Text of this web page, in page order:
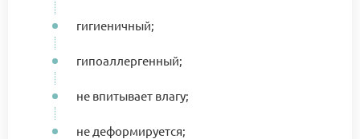
гигиеничный;
гипоаллергенный;
не впитывает влагу;
не деформируется;